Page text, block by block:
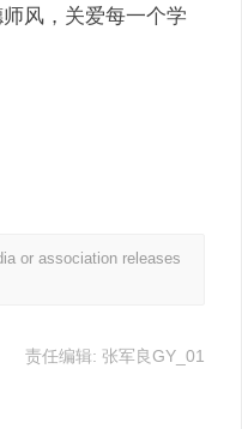
风，关爱每一个学
or association releases
责任编辑: 张军良GY_01